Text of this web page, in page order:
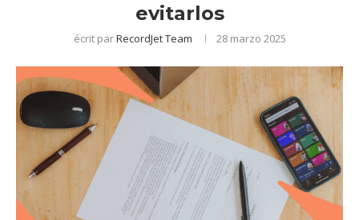
evitarlos
écrit parRecordJet Team 28 marzo 2025